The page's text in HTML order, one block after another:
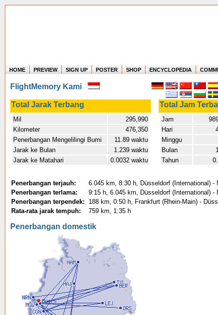
Where in the world have you flown?
How long have you been in the air?
Create your own FlightMemory and see!
HOME PREVIEW SIGN UP POSTER SHOP ENCYCLOPEDIA
FlightMemory Kami
Total Jarak Terbang Total Jam
Mil
295,990
Kilometer
476,350
Penerbangan Mengelilingi Bumi
11.89 waktu
Jarak ke Bulan
1.239 waktu
Jarak ke Matahari
0.0032 waktu
Jam
Hari
Minggu
Bulan
Tahun
Penerbangan terjauh:
6.045 km, 8:30 h, Düsseldorf (International) -
Penerbangan terlama:
9:15 h, 6.045 km, Düsseldorf (International) -
Penerbangan terpendek:
188 km, 0:50 h, Frankfurt (Rhein-Main) -
Rata-rata jarak tempuh:
759 km, 1:35 h
Penerbangan domestik